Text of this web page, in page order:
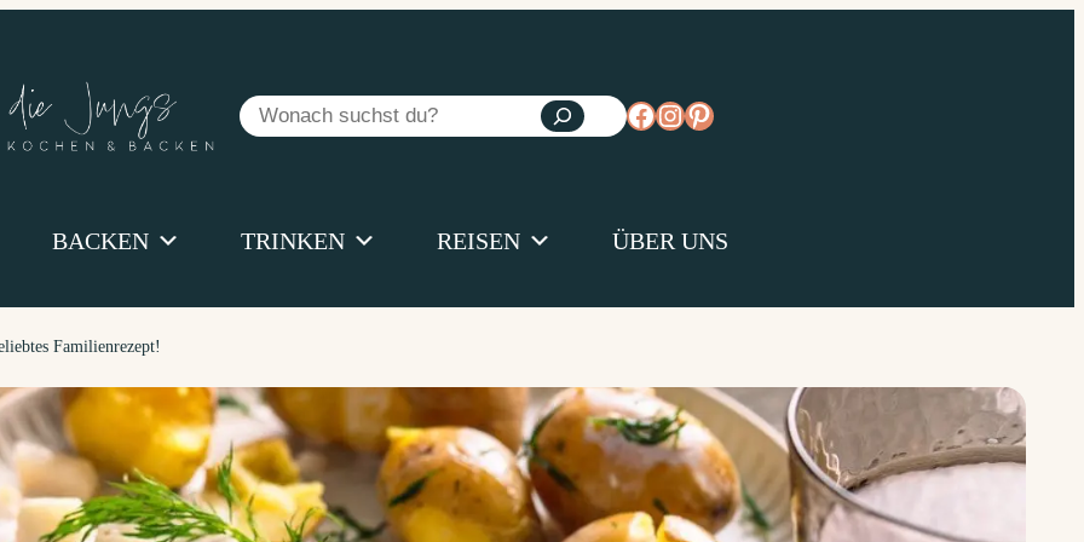
Suchen
https://www.facebook.com/
https://www.instagram.com/
https://www.pinterest.de/diejungs/
BACKEN TRINKEN REISEN ÜBER UNS
Familienrezept!